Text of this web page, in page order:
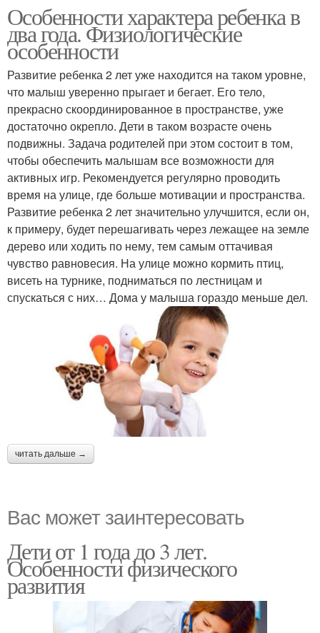
Особенности характера ребенка в
два года. Физиологические
особенности
Развитие ребенка 2 лет уже находится на таком уровне,
что малыш уверенно прыгает и бегает. Его тело,
прекрасно скоординированное в пространстве, уже
достаточно окрепло. Дети в таком возрасте очень
подвижны. Задача родителей при этом состоит в том,
чтобы обеспечить малышам все возможности для
активных игр. Рекомендуется регулярно проводить
время на улице, где больше мотивации и пространства.
Развитие ребенка 2 лет значительно улучшится, если он,
к примеру, будет перешагивать через лежащее на земле
дерево или ходить по нему, тем самым оттачивая
чувство равновесия. На улице можно кормить птиц,
висеть на турнике, подниматься по лестницам и
спускаться с них… Дома у малыша гораздо меньше дел.
читать дальше →
Вас может заинтересовать
Дети от 1 года до 3 лет.
Особенности физического
развития